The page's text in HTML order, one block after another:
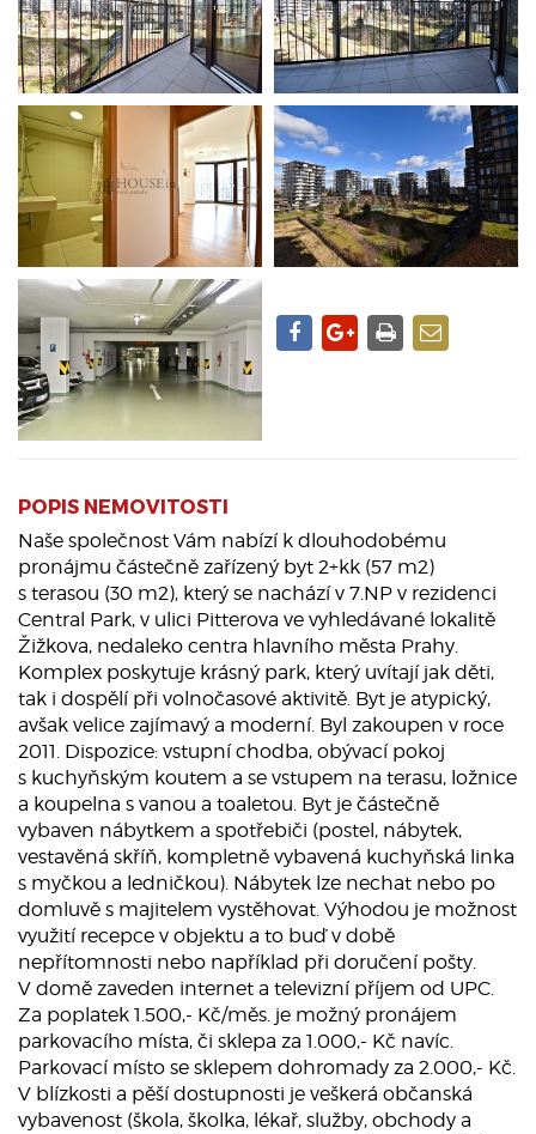
POPIS NEMOVITOSTI
Naše společnost Vám nabízí k dlouhodobému
pronájmu částečně zařízený byt 2+kk (57 m2)
s terasou (30 m2), který se nachází v 7.NP v rezidenci
Central Park, v ulici Pitterova ve vyhledávané lokalitě
Žižkova, nedaleko centra hlavního města Prahy.
Komplex poskytuje krásný park, který uvítají jak děti,
tak i dospělí při volnočasové aktivitě. Byt je atypický,
avšak velice zajímavý a moderní. Byl zakoupen v roce
2011. Dispozice: vstupní chodba, obývací pokoj
s kuchyňským koutem a se vstupem na terasu, ložnice
a koupelna s vanou a toaletou. Byt je částečně
vybaven nábytkem a spotřebiči (postel, nábytek,
vestavěná skříň, kompletně vybavená kuchyňská linka
s myčkou a ledničkou). Nábytek lze nechat nebo po
domluvě s majitelem vystěhovat. Výhodou je možnost
využití recepce v objektu a to buď v době
nepřítomnosti nebo například při doručení pošty.
V domě zaveden internet a televizní příjem od UPC.
Za poplatek 1.500,- Kč/měs. je možný pronájem
parkovacího místa, či sklepa za 1.000,- Kč navíc.
Parkovací místo se sklepem dohromady za 2.000,- Kč.
V blízkosti a pěší dostupnosti je veškerá občanská
vybavenost (škola, školka, lékař, služby, obchody a